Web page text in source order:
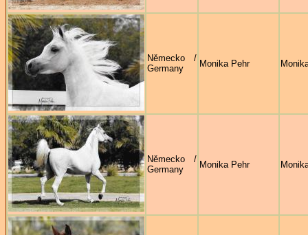
Německo /
Germany
Monika Pehr
Německo /
Germany
Monika Pehr